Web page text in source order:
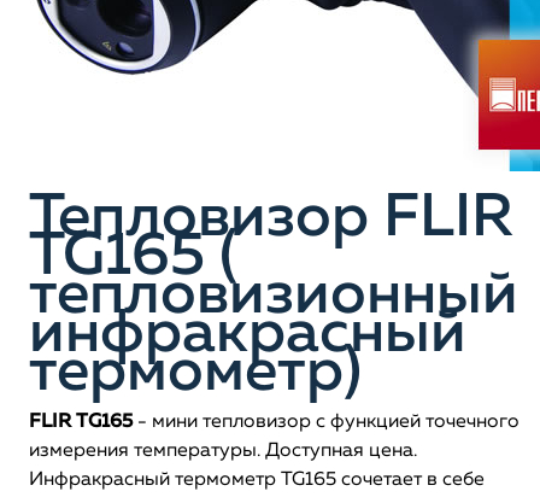
Тепловизор FLIR
TG165 (
тепловизионный
инфракрасный
термометр)
FLIR TG165- мини тепловизор с функцией точечного
измерения температуры. Доступная цена.
Инфракрасный термометр TG165 сочетает в себе